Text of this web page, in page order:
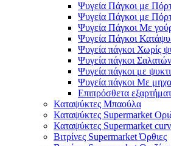
Ψυγεία Πάγκοι με
Ψυγεία Πάγκοι με
Ψυγεία Πάγκοι Με
Ψυγεία Πάγκοι
Ψυγεία πάγκοι Χωρίς
Ψυγεία πάγκοι Σαλατών
Ψυγεία πάγκοι με
Ψυγεία πάγκοι Με
Επιπρόσθετα
Καταψύκτες Μπαούλα
Καταψύκτες Supermarket
Καταψύκτες Supermarket
Βιτρίνες Supermarket Όρθιες